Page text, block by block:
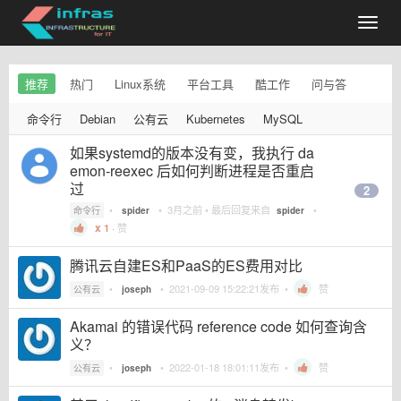
推荐 热门 Linux系统 平台工具 酷工作 问与答
命令行 Debian 公有云 Kubernetes MySQL
如果systemd的版本没有变，我执行 da
emon-reexec 后如何判断进程是否重启
过
命令行 • spider • 3月之前 • 最后回复来自 spider
•
1 · 赞
2
腾讯云自建ES和PaaS的ES费用对比
公有云 • joseph • 2021-09-09 15:22:21发布 • 赞
Akamai 的错误代码 reference code 如何查询含
义？
公有云 • joseph • 2022-01-18 18:01:11发布 • 赞